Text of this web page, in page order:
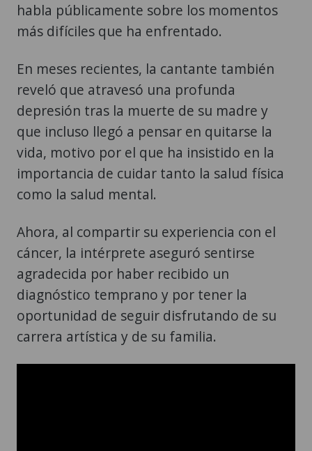
habla públicamente sobre los momentos
más difíciles que ha enfrentado.
En meses recientes, la cantante también
reveló que atravesó una profunda
depresión tras la muerte de su madre y
que incluso llegó a pensar en quitarse la
vida, motivo por el que ha insistido en la
importancia de cuidar tanto la salud física
como la salud mental.
Ahora, al compartir su experiencia con el
cáncer, la intérprete aseguró sentirse
agradecida por haber recibido un
diagnóstico temprano y por tener la
oportunidad de seguir disfrutando de su
carrera artística y de su familia.